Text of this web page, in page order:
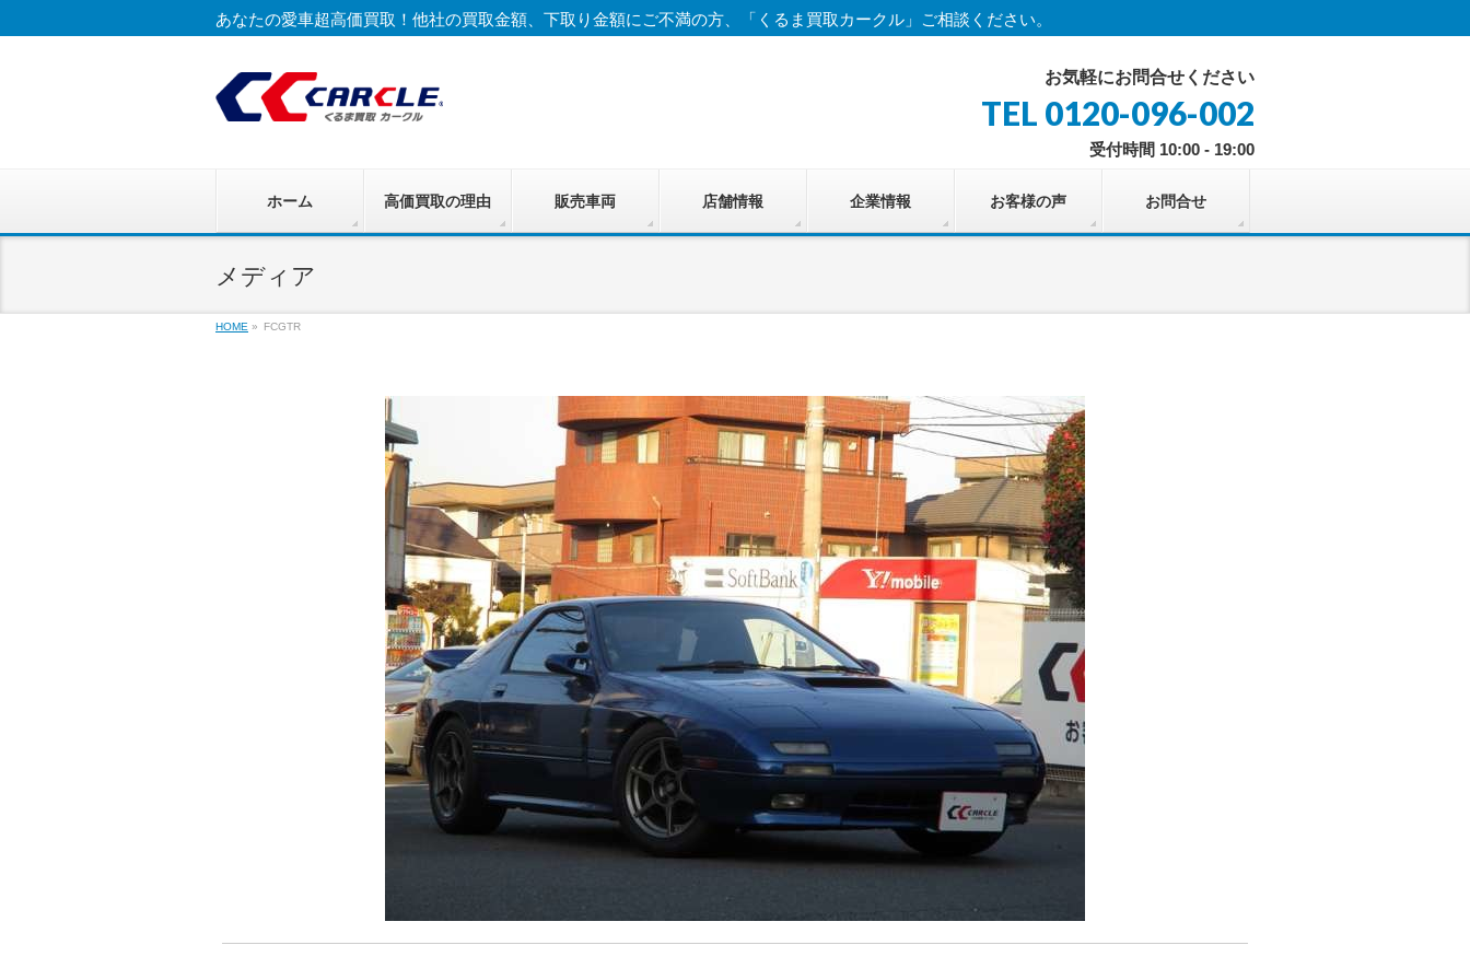
あなたの愛車超高価買取！他社の買取金額、下取り金額にご不満の方、「くるま買取カークル」ご相談ください。
お気軽にお問合せください
TEL 0120-096-002
受付時間 10:00 - 19:00
ホーム 高価買取の理由 販売車両 店舗情報 企業情報 お客様の声 お問合せ
メディア
HOME » FCGTR